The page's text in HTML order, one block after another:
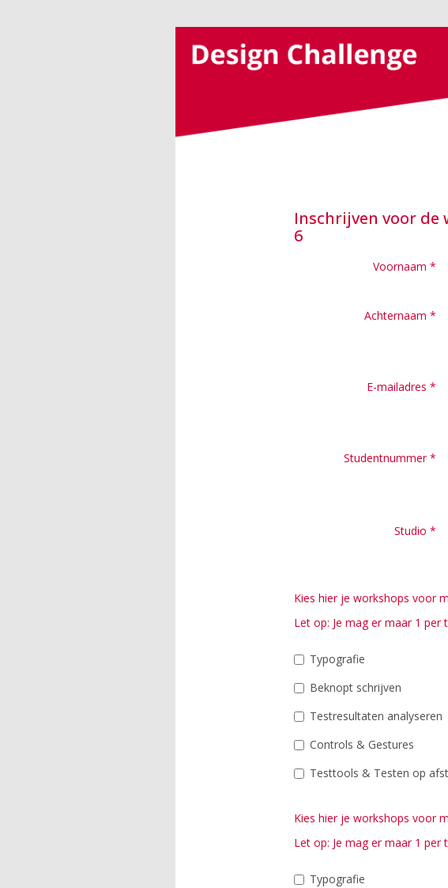
Inschrijven voor de
6
Voornaam *
Achternaam *
E-mailadres *
Studentnummer*
Studio *
Kies hier je workshops voor
Let op: Je mag er maar 1 per
Typografie
Beknopt schrijven
Testresultaten analyseren
Controls & Gestures
Testtools & Testen op
Kies hier je workshops voor
Let op: Je mag er maar 1 per
Typografie